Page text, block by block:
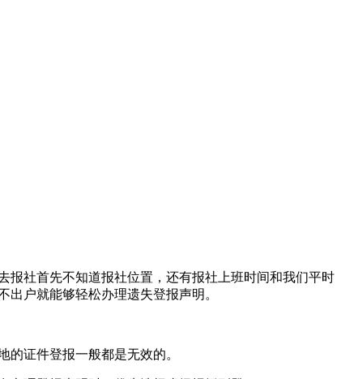
报社首先不知道报社位置，还有报社上班时间和我们平时
户就能够轻松办理遗失登报声明。
证件登报一般都是无效的。